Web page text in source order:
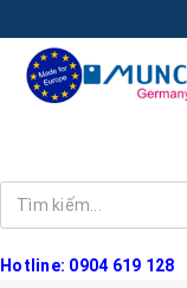
Hotline: 0904 619 128